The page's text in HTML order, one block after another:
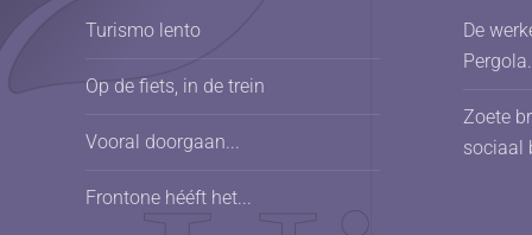
Turismo lento
Op de fiets, in de trein
Vooral doorgaan...
Frontone hééft het...
De
Pergola.
Zoete
sociaal